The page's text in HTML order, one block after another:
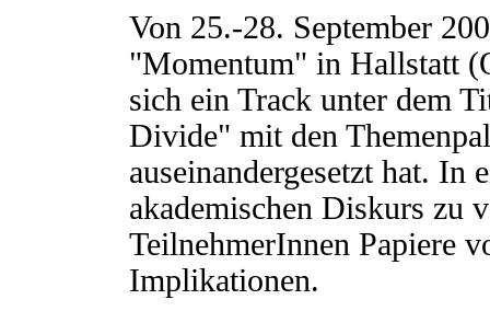
Von 25.-28. September
"Momentum" in Hallstatt
sich ein Track unter dem
Divide" mit den
auseinandergesetzt hat. In
akademischen Diskurs zu
TeilnehmerInnen Papiere
Implikationen.